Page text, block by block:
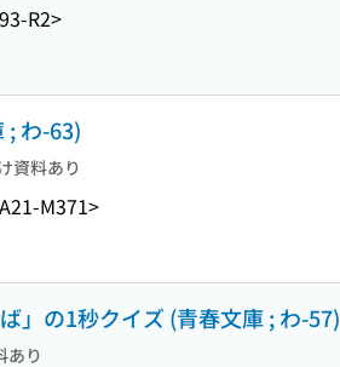
R2>
; わ-63)
資料あり
M371>
」の1秒クイズ (青春文庫 ; わ-57)
あり